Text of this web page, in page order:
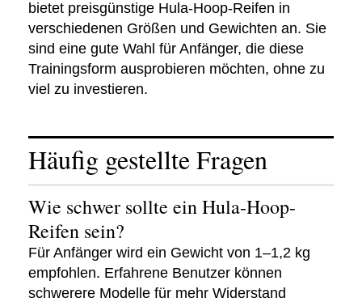
bietet preisgünstige Hula-Hoop-Reifen in
verschiedenen Größen und Gewichten an. Sie
sind eine gute Wahl für Anfänger, die diese
Trainingsform ausprobieren möchten, ohne zu
viel zu investieren.
Häufig gestellte Fragen
Wie schwer sollte ein Hula-Hoop-
Reifen sein?
Für Anfänger wird ein Gewicht von 1–1,2 kg
empfohlen. Erfahrene Benutzer können
schwerere Modelle für mehr Widerstand